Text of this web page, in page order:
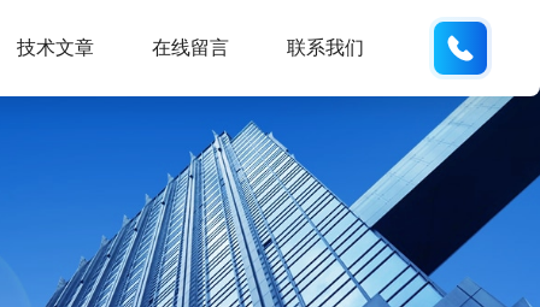
技术文章 在线留言 联系我们